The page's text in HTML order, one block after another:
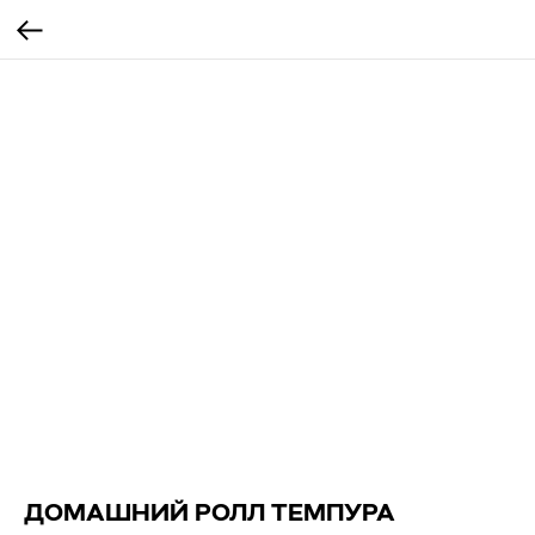
ДОМАШНИЙ РОЛЛ ТЕМПУРА